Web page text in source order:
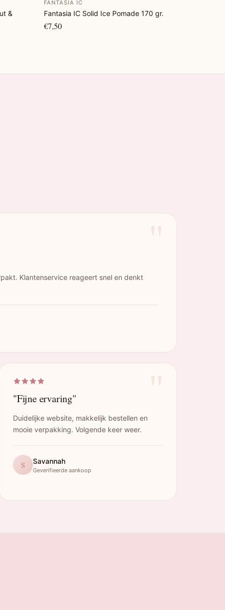
&
FANTASIA IC
Fantasia IC Solid Ice Pomade 170 gr.
€7,50
Klantenservice reageert snel en denkt
"Fijne ervaring"
Duidelijke website, makkelijk bestellen en
mooie verpakking. Volgende keer weer.
S Savannah
Geverifieerde aankoop